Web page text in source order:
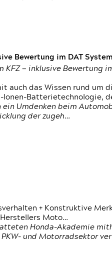
Bewertung im DAT
— inklusive Bewertung
auch das Wissen rund um
Ionen-Batterietechnologie,
Umdenken beim
der zugeh…
+ Konstruktive
Moto…
Honda-Akademie
und Motorradsektor